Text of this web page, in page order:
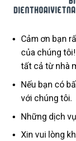
Cảm ơn bạn
của chúng
tất cả từ nhà
Nếu bạn có
với chúng tôi.
Những dịch
Xin vui lòng